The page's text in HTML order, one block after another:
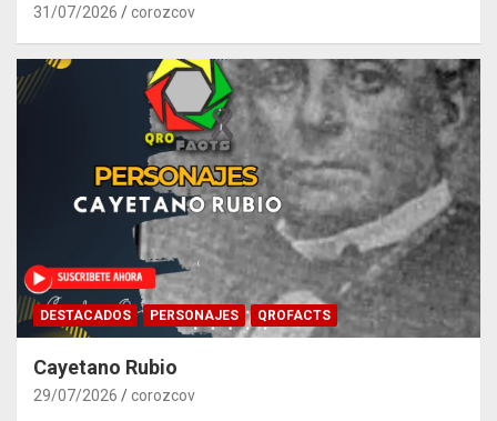
31/07/2026 corozcov
DESTACADOS PERSONAJES QROFACTS
Cayetano Rubio
29/07/2026 corozcov